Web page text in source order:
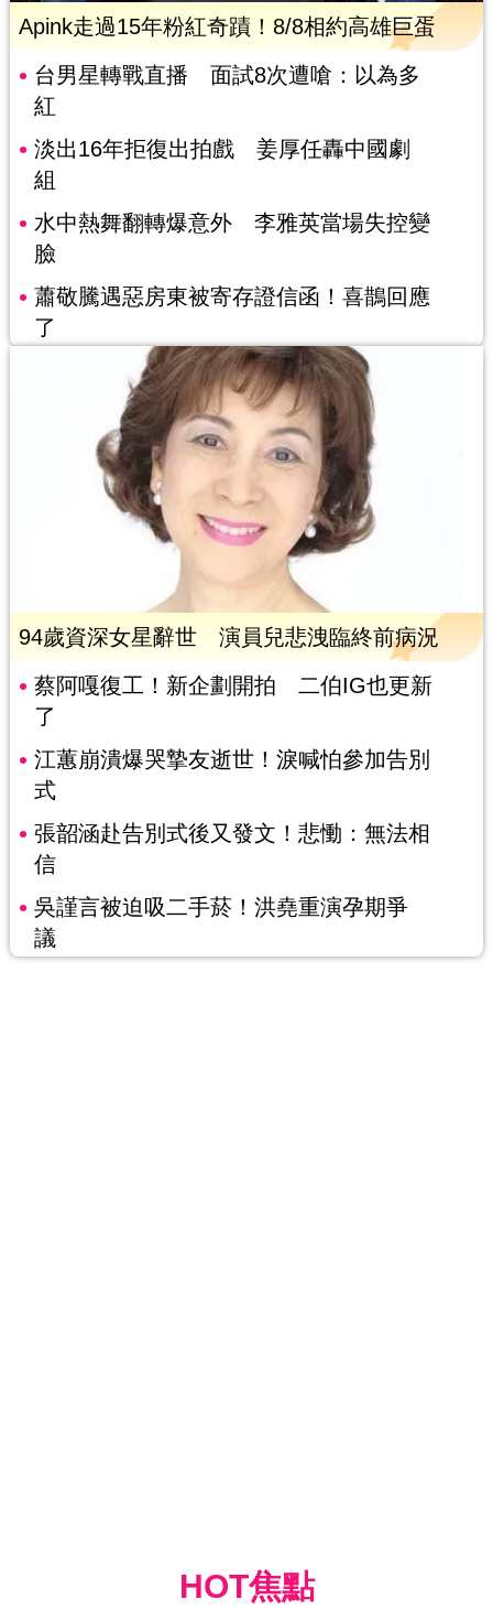
Apink走過15年粉紅奇蹟！8/8相約高雄巨蛋
台男星轉戰直播 面試8次遭嗆：以為多
紅
淡出16年拒復出拍戲 姜厚任轟中國劇
組
水中熱舞翻轉爆意外 李雅英當場失控變
臉
蕭敬騰遇惡房東被寄存證信函！喜鵲回應
了
94歲資深女星辭世 演員兒悲洩臨終前病況
蔡阿嘎復工！新企劃開拍 二伯IG也更新
了
江蕙崩潰爆哭摯友逝世！淚喊怕參加告別
式
張韶涵赴告別式後又發文！悲慟：無法相
信
吳謹言被迫吸二手菸！洪堯重演孕期爭
議
HOT焦點